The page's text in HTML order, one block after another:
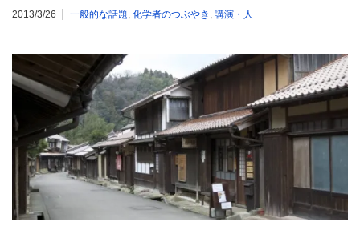
2013/3/26 一般的な話題, 化学者のつぶやき , 講演・人